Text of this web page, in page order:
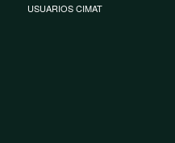
USUARIOS CIMAT